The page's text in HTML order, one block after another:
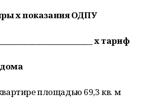
х показания ОДПУ
х тариф
площадью 69,3 кв. м